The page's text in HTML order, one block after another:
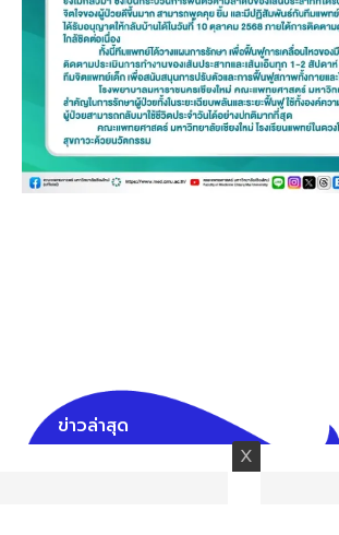
ข่าวล่าสุด